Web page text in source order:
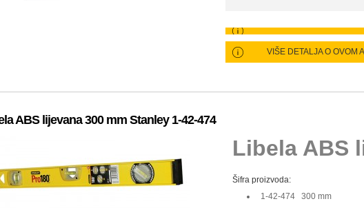
VIŠE DETALJA O OVOM
ABS lijevana 300 mm Stanley 1-42-474
Libela ABS
Šifra proizvoda:
1-42-474 300 mm